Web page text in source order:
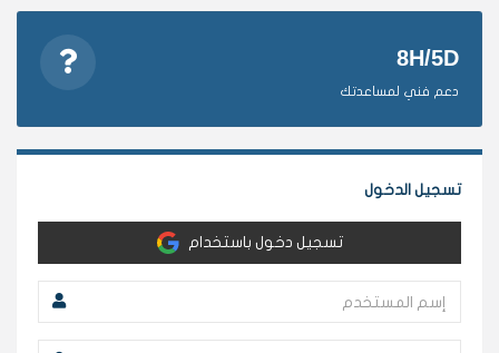
8H/5D
دعم فني لمساعدتك
تسجيل الدخول
تسجيل دخول باستخدام